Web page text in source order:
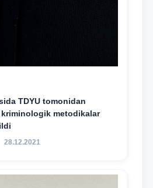
TDYU tomonidan
metodikalar
28.12.2021